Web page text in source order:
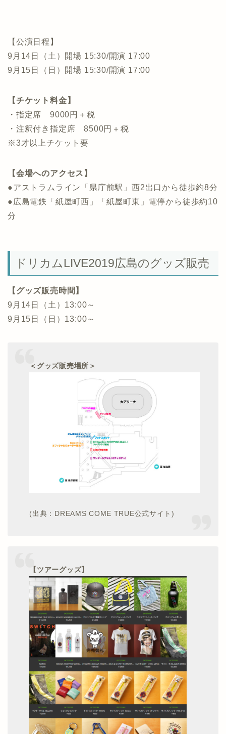
【公演日程】
9月14日（土）開場 15:30/開演 17:00
9月15日（日）開場 15:30/開演 17:00
【チケット料金】
・指定席 9000円＋税
・注釈付き指定席 8500円＋税
※3才以上チケット要
【会場へのアクセス】
●アストラムライン「県庁前駅」西2出口から徒歩約8分
●広島電鉄「紙屋町西」「紙屋町東」電停から徒歩約10
分
ドリカムLIVE2019広島のグッズ販売
【グッズ販売時間】
9月14日（土）13:00～
9月15日（日）13:00～
＜グッズ販売場所＞
(出典：DREAMS COME TRUE公式サイト)
【ツアーグッズ】